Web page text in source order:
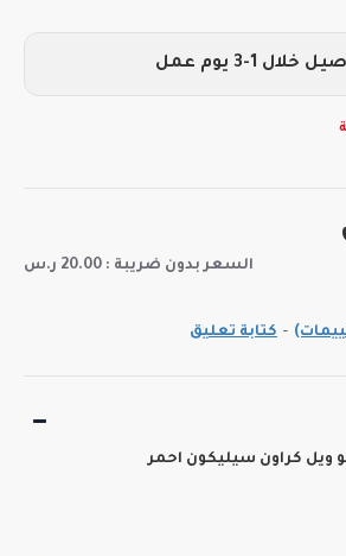
- كتابة تعليق
السعر بدون ضريبة : 20.00 ر.س
خلال 1-3 يوم عمل
ويل كراون سيليكون احمر